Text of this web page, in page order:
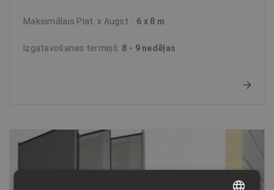
Maksimālais Plat. x Augst.: 6 x 8 m
Izgatavošanas termiņš: 8 - 9 nedēļas